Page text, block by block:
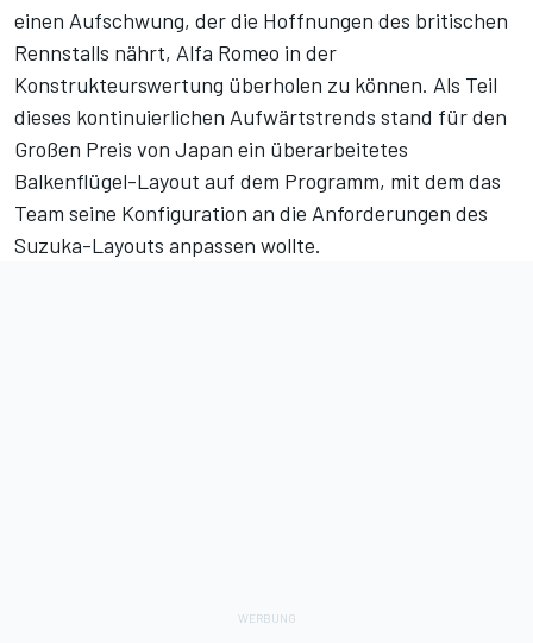
einen Aufschwung, der die Hoffnungen des britischen
Rennstalls nährt, Alfa Romeo in der
Konstrukteurswertung überholen zu können. Als Teil
dieses kontinuierlichen Aufwärtstrends stand für den
Großen Preis von Japan ein überarbeitetes
Balkenflügel-Layout auf dem Programm, mit dem das
Team seine Konfiguration an die Anforderungen des
Suzuka-Layouts anpassen wollte.